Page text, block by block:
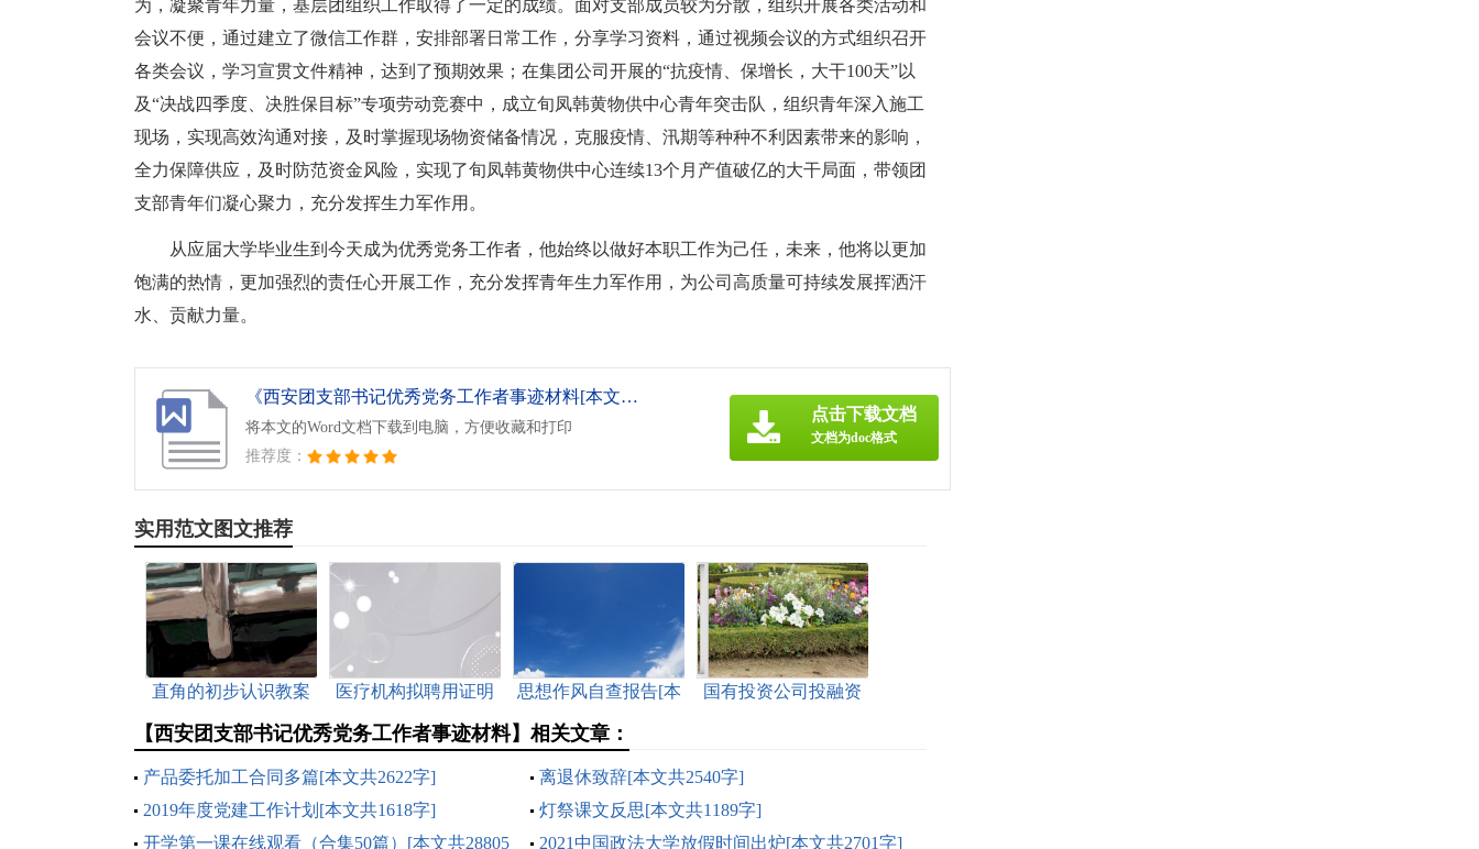
为，凝聚青年力量，基层团组织工作取得了一定的成绩。面对支部成员较为分散，组织开展各类活动和
会议不便，通过建立了微信工作群，安排部署日常工作，分享学习资料，通过视频会议的方式组织召开
各类会议，学习宣贯文件精神，达到了预期效果；在集团公司开展的“抗疫情、保增长，大干100天”以
及“决战四季度、决胜保目标”专项劳动竞赛中，成立旬凤韩黄物供中心青年突击队，组织青年深入施工
现场，实现高效沟通对接，及时掌握现场物资储备情况，克服疫情、汛期等种种不利因素带来的影响，
全力保障供应，及时防范资金风险，实现了旬凤韩黄物供中心连续13个月产值破亿的大干局面，带领团
支部青年们凝心聚力，充分发挥生力军作用。
从应届大学毕业生到今天成为优秀党务工作者，他始终以做好本职工作为己任，未来，他将以更加
饱满的热情，更加强烈的责任心开展工作，充分发挥青年生力军作用，为公司高质量可持续发展挥洒汗
水、贡献力量。
《西安团支部书记优秀党务工作者事迹材料[本文共1347字].doc》
将本文的Word文档下载到电脑，方便收藏和打印
推荐度：
点击下载文档
文档为doc格式
实用范文图文推荐
直角的初步认识教案
医疗机构拟聘用证明
1119字]
思想作风自查报告[本
国有投资公司投融资
【西安团支部书记优秀党务工作者事迹材料】相关文章：
产品委托加工合同多篇[本文共2622字]
离退休致辞[本文共2540字]
2019年度党建工作计划[本文共1618字]
灯祭课文反思[本文共1189字]
开学第一课在线观看（合集50篇）[本文共28805
2021中国政法大学放假时间出炉[本文共2701字]